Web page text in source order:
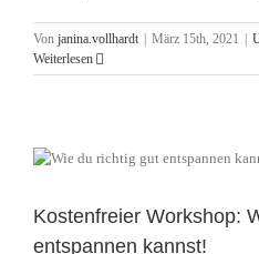
Von janina.vollhardt März 15th, 2021
Weiterlesen
Kostenfreier Workshop:
entspannen kannst!